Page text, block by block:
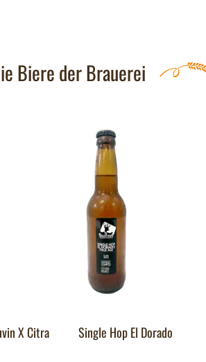
Biere der Brauerei
X Citra Single Hop El Dorado